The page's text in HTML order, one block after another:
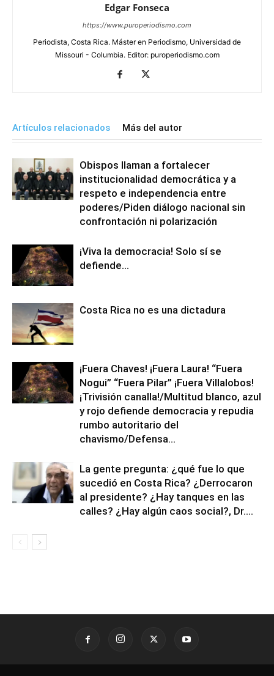
Edgar Fonseca
https://www.puroperiodismo.com
Periodista, Costa Rica. Máster en Periodismo, Universidad de
Missouri - Columbia. Editor: puroperiodismo.com
Artículos relacionados Más del autor
Obispos llaman a fortalecer
institucionalidad democrática y a
respeto e independencia entre
poderes/Piden diálogo nacional sin
confrontación ni polarización
¡Viva la democracia! Solo sí se
defiende…
Costa Rica no es una dictadura
¡Fuera Chaves! ¡Fuera Laura! “Fuera
Nogui” “Fuera Pilar” ¡Fuera Villalobos!
¡Trivisión canalla!/Multitud blanco, azul
y rojo defiende democracia y repudia
rumbo autoritario del
chavismo/Defensa...
La gente pregunta: ¿qué fue lo que
sucedió en Costa Rica? ¿Derrocaron
al presidente? ¿Hay tanques en las
calles? ¿Hay algún caos social?, Dr....